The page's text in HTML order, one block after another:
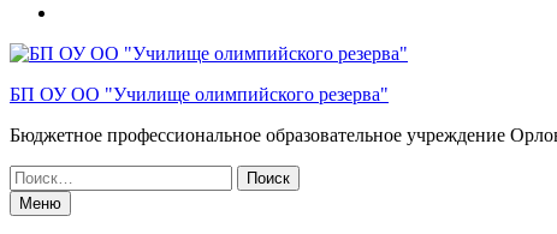
Одноклассниках
БП ОУ ОО "Училище олимпийского резерва"
Бюджетное профессиональное образовательное учреждение
Искать:
Меню